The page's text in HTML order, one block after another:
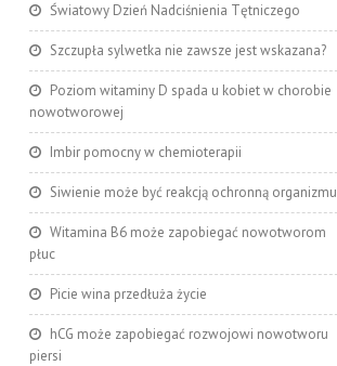
Światowy Dzień Nadciśnienia Tętniczego
Szczupła sylwetka nie zawsze jest wskazana?
Poziom witaminy D spada u kobiet w chorobie
nowotworowej
Imbir pomocny w chemioterapii
Siwienie może być reakcją ochronną organizmu
Witamina B6 może zapobiegać nowotworom
płuc
Picie wina przedłuża życie
hCG może zapobiegać rozwojowi nowotworu
piersi